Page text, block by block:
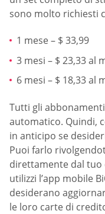
sono molto richiesti
1 mese – $ 33,99
3 mesi – $ 23,33 al
6 mesi – $ 18,33 al
Tutti gli
automatico. Quindi,
in anticipo se
Puoi farlo
direttamente dal tuo
utilizzi l’app mobile
desiderano
le loro carte di